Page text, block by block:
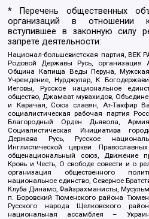
* Перечень общественных
организаций в отношении
вступившее в законную силу
запрете деятельности:
Национал-большевистская партия, ВЕК
Родовой Державы Русь, организация
Община Капища Веды Перуна,
Учреждение, Нурджулар, К
Иеговы, Русское национальное
общество, Джамаат мувахидов,
и Карачая, Союз славян, Ат-Такфир
социалистическая рабочая партия
Благородный Орден Дьявола,
Социалистическая Инициатива
Держава Русь, Русское
Инглистической церкви
общенациональный союз, Движение
Кровь и Честь, О свободе совести и о
организация общественного
национальное единство, Северное
Клуба Динамо, Файзрахманисты,
п. Боровский Тюменского района
Русского народа Щелковского
национальная ассамблея –